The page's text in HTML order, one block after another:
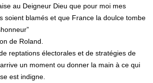
au Deigneur Dieu que pour moi mes
soient blamés et que France la doulce tombe
de Roland.
reptations électorales et de stratégies de
un moment ou donner la main à ce qui
est indigne.